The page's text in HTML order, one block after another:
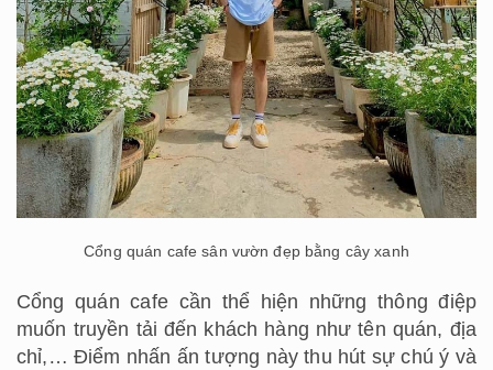
Cổng quán cafe sân vườn đẹp bằng cây xanh
Cổng quán cafe cần thể hiện những thông điệp
muốn truyền tải đến khách hàng như tên quán, địa
chỉ,… Điểm nhấn ấn tượng này thu hút sự chú ý và